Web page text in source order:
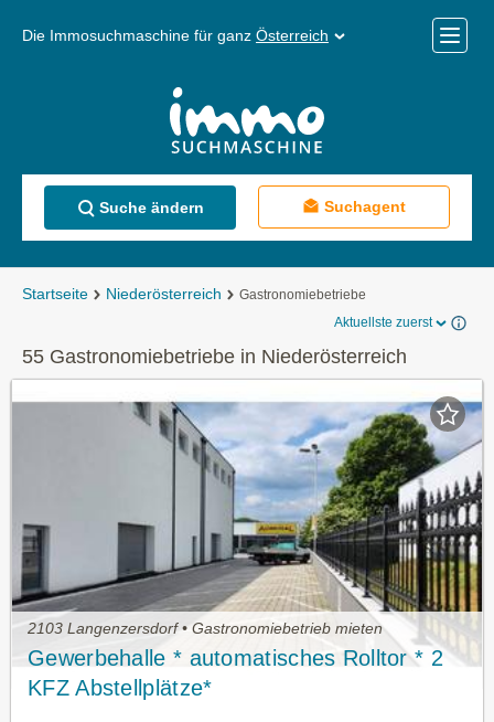
Die Immosuchmaschine für ganz Österreich
Menü
Suche ändern Suchagent
Startseite Niederösterreich
Gastronomiebetriebe
Aktuellste zuerst
55 Gastronomiebetriebe in Niederösterreich
2103 Langenzersdorf • Gastronomiebetrieb mieten
Gewerbehalle * automatisches Rolltor * 2
KFZ Abstellplätze*